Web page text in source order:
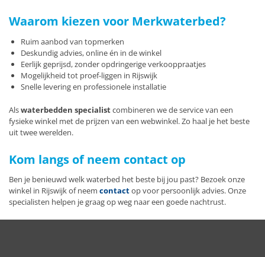
Waarom kiezen voor Merkwaterbed?
Ruim aanbod van topmerken
Deskundig advies, online én in de winkel
Eerlijk geprijsd, zonder opdringerige verkooppraatjes
Mogelijkheid tot proef-liggen in Rijswijk
Snelle levering en professionele installatie
Alswaterbedden specialistcombineren we de service van een
fysieke winkel met de prijzen van een webwinkel. Zo haal je het beste
uit twee werelden.
Kom langs of neem contact op
Ben je benieuwd welk waterbed het beste bij jou past? Bezoek onze
winkel in Rijswijk of neem contactop voor persoonlijk advies. Onze
specialisten helpen je graag op weg naar een goede nachtrust.